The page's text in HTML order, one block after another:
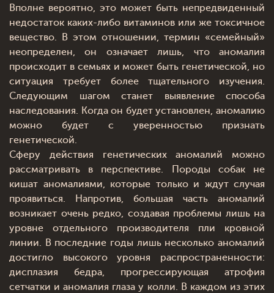
Вполне вероятно, это может быть непредвиденный
недостаток каких-либо витаминов или же токсичное
вещество. В этом отношении, термин «семейный»
неопределен, он означает лишь, что аномалия
происходит в семьях и может быть генетической, но
ситуация требует более тщательного изучения.
Следующим шагом станет выявление способа
наследования. Когда он будет установлен, аномалию
можно будет с уверенностью признать
генетической.
Сферу действия генетических аномалий можно
рассматривать в перспективе. Породы собак не
кишат аномалиями, которые только и ждут случая
проявиться. Напротив, большая часть аномалий
возникает очень редко, создавая проблемы лишь на
уровне отдельного производителя пли кровной
линии. В последние годы лишь несколько аномалий
достигло высокого уровня распространенности:
дисплазия бедра, прогрессирующая атрофия
сетчатки и аномалия глаза у колли. В каждом из этих